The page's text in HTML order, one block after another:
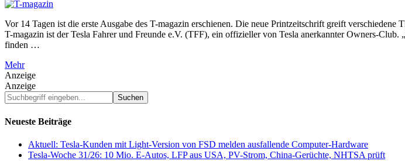
Vor 14 Tagen ist die erste Ausgabe des T-magazin erschienen. Die neue Printzeitschrift greift
T-magazin ist der Tesla Fahrer und Freunde e.V. (TFF), ein offizieller von Tesla anerkannter Owners-
finden …
Mehr
Anzeige
Anzeige
Suchbegriff
eingeben...
Neueste Beiträge
Aktuell: Tesla-Kunden mit Light-Version von FSD melden ausfallende Computer-Hardware
Tesla-Woche 31/26: 10 Mio. E-Autos, LFP aus USA, PV-Strom, China-Gerüchte, NHTSA prüft